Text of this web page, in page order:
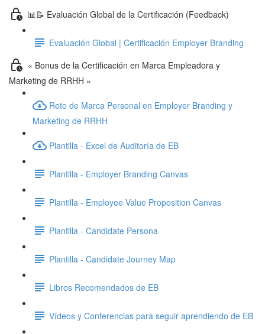
📊📝 Evaluación Global de la Certificación (Feedback)
Evaluación Global | Certificación Employer Branding
« Bonus de la Certificación en Marca Empleadora y
Marketing de RRHH »
Reto de Marca Personal en Employer Branding y
Marketing de RRHH
Plantilla - Excel de Auditoría de EB
Plantilla - Employer Branding Canvas
Plantilla - Employee Value Proposition Canvas
Plantilla - Candidate Persona
Plantilla - Candidate Journey Map
Libros Recomendados de EB
Vídeos y Conferencias para seguir aprendiendo de EB